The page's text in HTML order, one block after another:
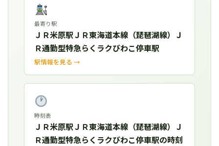
最寄り駅
ＪＲ米原駅ＪＲ東海道本線（琵琶湖線）Ｊ
Ｒ通勤型特急らくラクびわこ停車駅
駅情報を見る →
時刻表
ＪＲ米原駅ＪＲ東海道本線（琵琶湖線）Ｊ
Ｒ通勤型特急らくラクびわこ停車駅の時刻